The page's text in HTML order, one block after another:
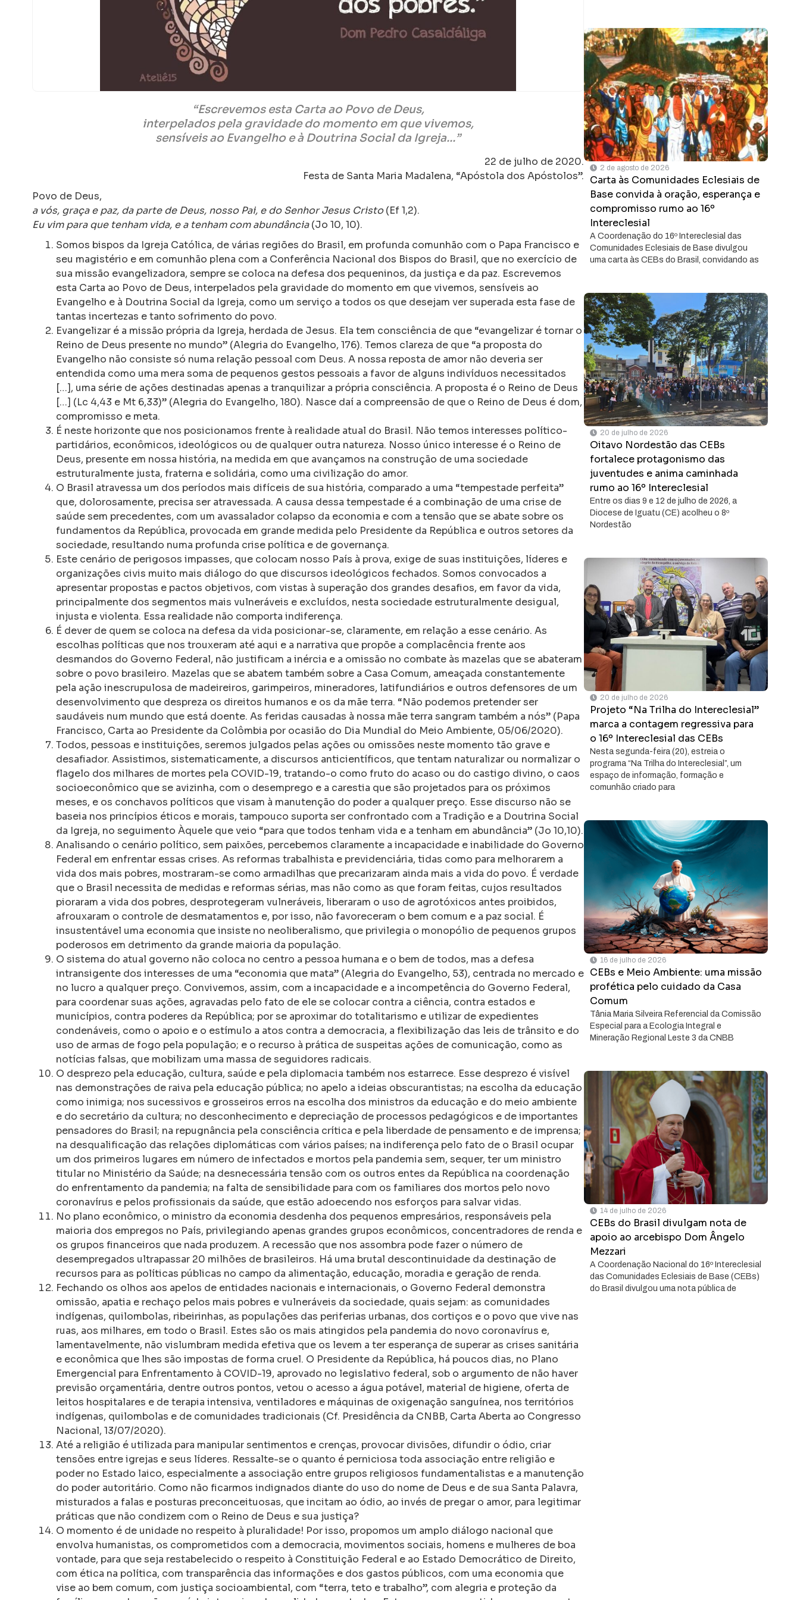
“Escrevemos esta Carta ao Povo de Deus,
interpelados pela gravidade do momento em que vivemos,
sensíveis ao Evangelho e à Doutrina Social da Igreja…”
22 de julho de 2020.
Festa de Santa Maria Madalena, “Apóstola dos Apóstolos”.
Povo de Deus,
a vós, graça e paz, da parte de Deus, nosso Pai, e do Senhor Jesus Cristo(Ef 1,2).
Eu vim para que tenham vida, e a tenham com abundância(Jo 10, 10).
Somos bispos da Igreja Católica, de várias regiões do Brasil, em profunda comunhão com o Papa Francisco e
seu magistério e em comunhão plena com a Conferência Nacional dos Bispos do Brasil, que no exercício de
sua missão evangelizadora, sempre se coloca na defesa dos pequeninos, da justiça e da paz. Escrevemos
esta Carta ao Povo de Deus, interpelados pela gravidade do momento em que vivemos, sensíveis ao
Evangelho e à Doutrina Social da Igreja, como um serviço a todos os que desejam ver superada esta fase de
tantas incertezas e tanto sofrimento do povo.
Evangelizar é a missão própria da Igreja, herdada de Jesus. Ela tem consciência de que “evangelizar é tornar o
Reino de Deus presente no mundo” (Alegria do Evangelho, 176). Temos clareza de que “a proposta do
Evangelho não consiste só numa relação pessoal com Deus. A nossa reposta de amor não deveria ser
entendida como uma mera soma de pequenos gestos pessoais a favor de alguns indivíduos necessitados
[…], uma série de ações destinadas apenas a tranquilizar a própria consciência. A proposta é o Reino de Deus
[…] (Lc 4,43 e Mt 6,33)” (Alegria do Evangelho, 180). Nasce daí a compreensão de que o Reino de Deus é dom,
compromisso e meta.
É neste horizonte que nos posicionamos frente à realidade atual do Brasil. Não temos interesses político-
partidários, econômicos, ideológicos ou de qualquer outra natureza. Nosso único interesse é o Reino de
Deus, presente em nossa história, na medida em que avançamos na construção de uma sociedade
estruturalmente justa, fraterna e solidária, como uma civilização do amor.
O Brasil atravessa um dos períodos mais difíceis de sua história, comparado a uma “tempestade perfeita”
que, dolorosamente, precisa ser atravessada. A causa dessa tempestade é a combinação de uma crise de
saúde sem precedentes, com um avassalador colapso da economia e com a tensão que se abate sobre os
fundamentos da República, provocada em grande medida pelo Presidente da República e outros setores da
sociedade, resultando numa profunda crise política e de governança.
Este cenário de perigosos impasses, que colocam nosso País à prova, exige de suas instituições, líderes e
organizações civis muito mais diálogo do que discursos ideológicos fechados. Somos convocados a
apresentar propostas e pactos objetivos, com vistas à superação dos grandes desafios, em favor da vida,
principalmente dos segmentos mais vulneráveis e excluídos, nesta sociedade estruturalmente desigual,
injusta e violenta. Essa realidade não comporta indiferença.
É dever de quem se coloca na defesa da vida posicionar-se, claramente, em relação a esse cenário. As
escolhas políticas que nos trouxeram até aqui e a narrativa que propõe a complacência frente aos
desmandos do Governo Federal, não justificam a inércia e a omissão no combate às mazelas que se abateram
sobre o povo brasileiro. Mazelas que se abatem também sobre a Casa Comum, ameaçada constantemente
pela ação inescrupulosa de madeireiros, garimpeiros, mineradores, latifundiários e outros defensores de um
desenvolvimento que despreza os direitos humanos e os da mãe terra. “Não podemos pretender ser
saudáveis num mundo que está doente. As feridas causadas à nossa mãe terra sangram também a nós” (Papa
Francisco, Carta ao Presidente da Colômbia por ocasião do Dia Mundial do Meio Ambiente, 05/06/2020).
Todos, pessoas e instituições, seremos julgados pelas ações ou omissões neste momento tão grave e
desafiador. Assistimos, sistematicamente, a discursos anticientíficos, que tentam naturalizar ou normalizar o
flagelo dos milhares de mortes pela COVID-19, tratando-o como fruto do acaso ou do castigo divino, o caos
socioeconômico que se avizinha, com o desemprego e a carestia que são projetados para os próximos
meses, e os conchavos políticos que visam à manutenção do poder a qualquer preço. Esse discurso não se
baseia nos princípios éticos e morais, tampouco suporta ser confrontado com a Tradição e a Doutrina Social
da Igreja, no seguimento Àquele que veio “para que todos tenham vida e a tenham em abundância” (Jo 10,10).
Analisando o cenário político, sem paixões, percebemos claramente a incapacidade e inabilidade do Governo
Federal em enfrentar essas crises. As reformas trabalhista e previdenciária, tidas como para melhorarem a
vida dos mais pobres, mostraram-se como armadilhas que precarizaram ainda mais a vida do povo. É verdade
que o Brasil necessita de medidas e reformas sérias, mas não como as que foram feitas, cujos resultados
pioraram a vida dos pobres, desprotegeram vulneráveis, liberaram o uso de agrotóxicos antes proibidos,
afrouxaram o controle de desmatamentos e, por isso, não favoreceram o bem comum e a paz social. É
insustentável uma economia que insiste no neoliberalismo, que privilegia o monopólio de pequenos grupos
poderosos em detrimento da grande maioria da população.
O sistema do atual governo não coloca no centro a pessoa humana e o bem de todos, mas a defesa
intransigente dos interesses de uma “economia que mata” (Alegria do Evangelho, 53), centrada no mercado e
no lucro a qualquer preço. Convivemos, assim, com a incapacidade e a incompetência do Governo Federal,
para coordenar suas ações, agravadas pelo fato de ele se colocar contra a ciência, contra estados e
municípios, contra poderes da República; por se aproximar do totalitarismo e utilizar de expedientes
condenáveis, como o apoio e o estímulo a atos contra a democracia, a flexibilização das leis de trânsito e do
uso de armas de fogo pela população; e o recurso à prática de suspeitas ações de comunicação, como as
notícias falsas, que mobilizam uma massa de seguidores radicais.
O desprezo pela educação, cultura, saúde e pela diplomacia também nos estarrece. Esse desprezo é visível
nas demonstrações de raiva pela educação pública; no apelo a ideias obscurantistas; na escolha da educação
como inimiga; nos sucessivos e grosseiros erros na escolha dos ministros da educação e do meio ambiente
e do secretário da cultura; no desconhecimento e depreciação de processos pedagógicos e de importantes
pensadores do Brasil; na repugnância pela consciência crítica e pela liberdade de pensamento e de imprensa;
na desqualificação das relações diplomáticas com vários países; na indiferença pelo fato de o Brasil ocupar
um dos primeiros lugares em número de infectados e mortos pela pandemia sem, sequer, ter um ministro
titular no Ministério da Saúde; na desnecessária tensão com os outros entes da República na coordenação
do enfrentamento da pandemia; na falta de sensibilidade para com os familiares dos mortos pelo novo
coronavírus e pelos profissionais da saúde, que estão adoecendo nos esforços para salvar vidas.
No plano econômico, o ministro da economia desdenha dos pequenos empresários, responsáveis pela
maioria dos empregos no País, privilegiando apenas grandes grupos econômicos, concentradores de renda e
os grupos financeiros que nada produzem. A recessão que nos assombra pode fazer o número de
desempregados ultrapassar 20 milhões de brasileiros. Há uma brutal descontinuidade da destinação de
recursos para as políticas públicas no campo da alimentação, educação, moradia e geração de renda.
Fechando os olhos aos apelos de entidades nacionais e internacionais, o Governo Federal demonstra
omissão, apatia e rechaço pelos mais pobres e vulneráveis da sociedade, quais sejam: as comunidades
indígenas, quilombolas, ribeirinhas, as populações das periferias urbanas, dos cortiços e o povo que vive nas
ruas, aos milhares, em todo o Brasil. Estes são os mais atingidos pela pandemia do novo coronavírus e,
lamentavelmente, não vislumbram medida efetiva que os levem a ter esperança de superar as crises sanitária
e econômica que lhes são impostas de forma cruel. O Presidente da República, há poucos dias, no Plano
Emergencial para Enfrentamento à COVID-19, aprovado no legislativo federal, sob o argumento de não haver
previsão orçamentária, dentre outros pontos, vetou o acesso a água potável, material de higiene, oferta de
leitos hospitalares e de terapia intensiva, ventiladores e máquinas de oxigenação sanguínea, nos territórios
indígenas, quilombolas e de comunidades tradicionais (Cf. Presidência da CNBB, Carta Aberta ao Congresso
Nacional, 13/07/2020).
Até a religião é utilizada para manipular sentimentos e crenças, provocar divisões, difundir o ódio, criar
tensões entre igrejas e seus líderes. Ressalte-se o quanto é perniciosa toda associação entre religião e
poder no Estado laico, especialmente a associação entre grupos religiosos fundamentalistas e a manutenção
do poder autoritário. Como não ficarmos indignados diante do uso do nome de Deus e de sua Santa Palavra,
misturados a falas e posturas preconceituosas, que incitam ao ódio, ao invés de pregar o amor, para legitimar
práticas que não condizem com o Reino de Deus e sua justiça?
O momento é de unidade no respeito à pluralidade! Por isso, propomos um amplo diálogo nacional que
envolva humanistas, os comprometidos com a democracia, movimentos sociais, homens e mulheres de boa
vontade, para que seja restabelecido o respeito à Constituição Federal e ao Estado Democrático de Direito,
com ética na política, com transparência das informações e dos gastos públicos, com uma economia que
vise ao bem comum, com justiça socioambiental, com “terra, teto e trabalho”, com alegria e proteção da
2 de agosto de 2026
Carta às Comunidades Eclesiais de
Base convida à oração, esperança e
compromisso rumo ao 16º
Intereclesial
A Coordenação do 16º Intereclesial das
Comunidades Eclesiais de Base divulgou
uma carta às CEBs do Brasil, convidando as
20 de julho de 2026
Oitavo Nordestão das CEBs
fortalece protagonismo das
juventudes e anima caminhada
rumo ao 16º Intereclesial
Entre os dias 9 e 12 de julho de 2026, a
Diocese de Iguatu (CE) acolheu o 8º
Nordestão
20 de julho de 2026
Projeto “Na Trilha do Intereclesial”
marca a contagem regressiva para
o 16º Intereclesial das CEBs
Nesta segunda-feira (20), estreia o
programa “Na Trilha do Intereclesial”, um
espaço de informação, formação e
comunhão criado para
16 de julho de 2026
CEBs e Meio Ambiente: uma missão
profética pelo cuidado da Casa
Comum
Tânia Maria Silveira Referencial da Comissão
Especial para a Ecologia Integral e
Mineração Regional Leste 3 da CNBB
14 de julho de 2026
CEBs do Brasil divulgam nota de
apoio ao arcebispo Dom Ângelo
Mezzari
A Coordenação Nacional do 16º Intereclesial
das Comunidades Eclesiais de Base (CEBs)
do Brasil divulgou uma nota pública de